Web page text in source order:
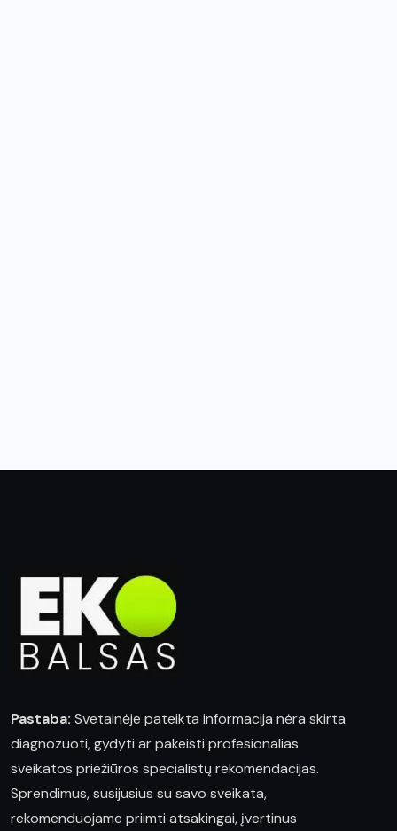
Pastaba: Svetainėje pateikta informacija nėra skirta
diagnozuoti, gydyti ar pakeisti profesionalias
sveikatos priežiūros specialistų rekomendacijas.
Sprendimus, susijusius su savo sveikata,
rekomenduojame priimti atsakingai, įvertinus